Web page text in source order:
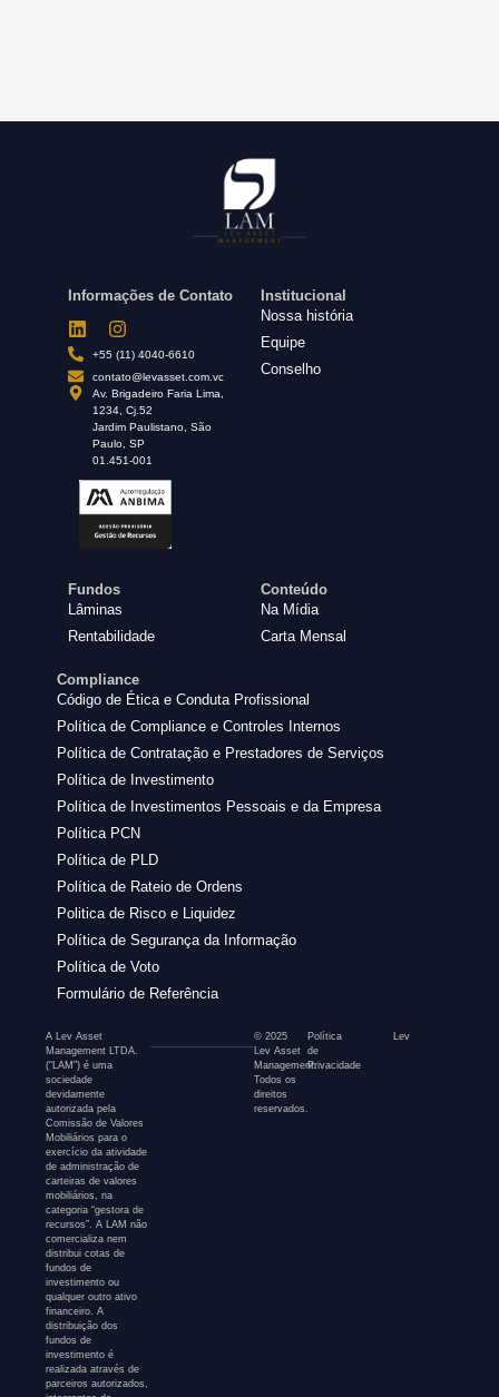
Informações de Contato
+55 (11) 4040-6610
contato@levasset.com.vc
Av. Brigadeiro Faria Lima,
1234, Cj.52
Jardim Paulistano, São
Paulo, SP
01.451-001
Institucional
Nossa história
Equipe
Conselho
Fundos
Lâminas
Rentabilidade
Conteúdo
Na Mídia
Carta Mensal
Compliance
Código de Ética e Conduta Profissional
Política de Compliance e Controles Internos
Política de Contratação e Prestadores de Serviços
Política de Investimento
Política de Investimentos Pessoais e da Empresa
Política PCN
Política de PLD
Política de Rateio de Ordens
Politica de Risco e Liquidez
Política de Segurança da Informação
Política de Voto
Formulário de Referência
A Lev Asset
Management LTDA.
(“LAM”) é uma
sociedade
devidamente
autorizada pela
Comissão de Valores
Mobiliários para o
exercício da atividade
de administração de
carteiras de valores
mobiliários, na
categoria “gestora de
recursos”. A LAM não
comercializa nem
distribui cotas de
fundos de
investimento ou
qualquer outro ativo
financeiro. A
distribuição dos
fundos de
investimento é
realizada através de
parceiros autorizados,
© 2025
Lev Asset
Management.
Todos os
direitos
reservados.
Política
de
Privacidade
Lev